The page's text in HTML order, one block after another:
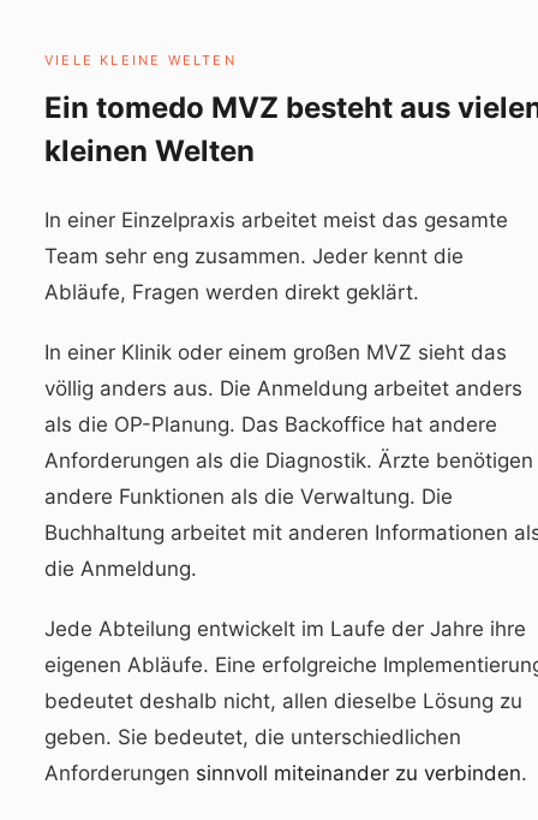
VIELE KLEINE WELTEN
Ein tomedo MVZ besteht aus
kleinen Welten
In einer Einzelpraxis arbeitet meist das gesamte
Team sehr eng zusammen. Jeder kennt die
Abläufe, Fragen werden direkt geklärt.
In einer Klinik oder einem großen MVZ sieht das
völlig anders aus. Die Anmeldung arbeitet anders
als die OP-Planung. Das Backoffice hat andere
Anforderungen als die Diagnostik. Ärzte benötigen
andere Funktionen als die Verwaltung. Die
Buchhaltung arbeitet mit anderen Informationen
die Anmeldung.
Jede Abteilung entwickelt im Laufe der Jahre ihre
eigenen Abläufe. Eine erfolgreiche
bedeutet deshalb nicht, allen dieselbe Lösung zu
geben. Sie bedeutet, die unterschiedlichen
Anforderungen sinnvoll miteinander zu verbinden.